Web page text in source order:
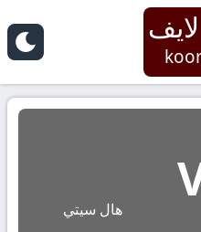
هال سيتي